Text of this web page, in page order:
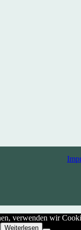
verwenden wir
Weiterlesen